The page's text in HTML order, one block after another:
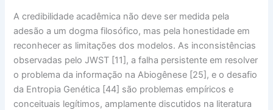
Acredibilidade acadêmica não deve ser medida pela
adesão a um dogma filosófico, mas pela honestidade em
reconhecer as limitações dos modelos. As inconsistências
observadas pelo JWST [11], a falha persistente em resolver
o problema da informação na Abiogênese [25], e o desafio
da Entropia Genética [44] são problemas empíricos e
conceituais legítimos, amplamente discutidos na literatura